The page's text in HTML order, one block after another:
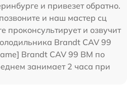
и привезет обратно.
и наш мастер сц
проконсультирует и озвучит
Brandt CAV 99
Brandt CAV 99 BM по
занимает 2 часа при